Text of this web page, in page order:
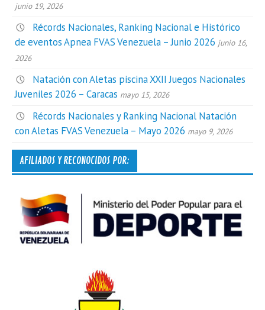
junio 19, 2026
Récords Nacionales, Ranking Nacional e Histórico
de eventos Apnea FVAS Venezuela – Junio 2026 junio 16,
2026
Natación con Aletas piscina XXII Juegos Nacionales
Juveniles 2026 – Caracas mayo 15, 2026
Récords Nacionales y Ranking Nacional Natación
con Aletas FVAS Venezuela – Mayo 2026 mayo 9, 2026
AFILIADOS Y RECONOCIDOS POR: